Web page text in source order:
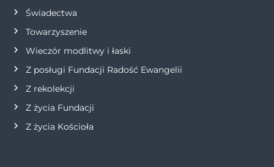
Świadectwa
Towarzyszenie
Wieczór modlitwy i łaski
Z posługi Fundacji Radość Ewangelii
Z rekolekcji
Z życia Fundacji
Z życia Kościoła